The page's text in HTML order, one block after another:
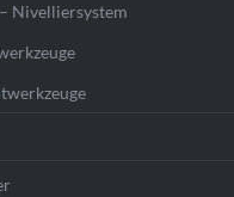
Nivelliersystem